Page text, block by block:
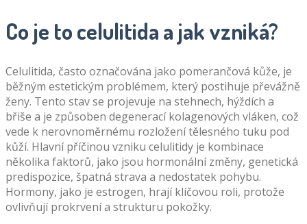
Co je to celulitida a jak vzniká?
Celulitida, často označována jako pomerančová kůže, je
běžným estetickým problémem, který postihuje převážně
ženy. Tento stav se projevuje na stehnech, hýždích a
břiše a je způsoben degenerací kolagenových vláken, což
vede k nerovnoměrnému rozložení tělesného tuku pod
kůží. Hlavní příčinou vzniku celulitidy je kombinace
několika faktorů, jako jsou hormonální změny, genetická
predispozice, špatná strava a nedostatek pohybu.
Hormony, jako je estrogen, hrají klíčovou roli, protože
ovlivňují prokrvení a strukturu pokožky.